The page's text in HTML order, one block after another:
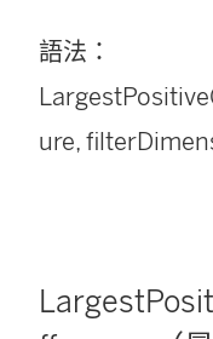
語法：
ure,